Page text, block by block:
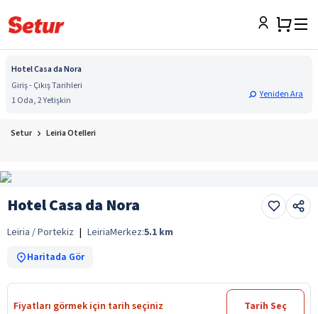
Hotel Casa da Nora
Giriş - Çıkış Tarihleri
1 Oda, 2 Yetişkin
Yeniden Ara
Setur Leiria Otelleri
Hotel Casa da Nora
Leiria / Portekiz | LeiriaMerkez:5.1 km
Haritada Gör
Fiyatları görmek için tarih seçiniz Tarih Seç